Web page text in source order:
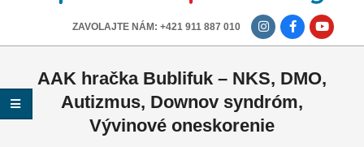
OBČIANSKE
ZDRUŽENIE
ZAVOLAJTE NÁM: +421 911 887 010
AAK hračka Bublifuk – NKS, DMO,
Autizmus, Downov syndróm,
Vývinové oneskorenie